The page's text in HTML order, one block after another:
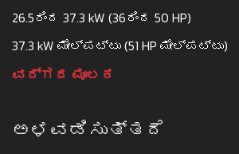
26.5ರಿಂದ 37.3 kW (36ರಿಂದ 50 HP)
37.3 kW ಮೇಲ್ಪಟ್ಟು (51 HP ಮೇಲ್ಪಟ್ಟು)
ವರ್ಗದ ಮೂಲಕ
ಅಳವಡಿಸುತ್ತದೆ